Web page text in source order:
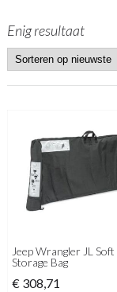
Enig resultaat
Jeep Wrangler JL
Storage Bag
€ 308,71